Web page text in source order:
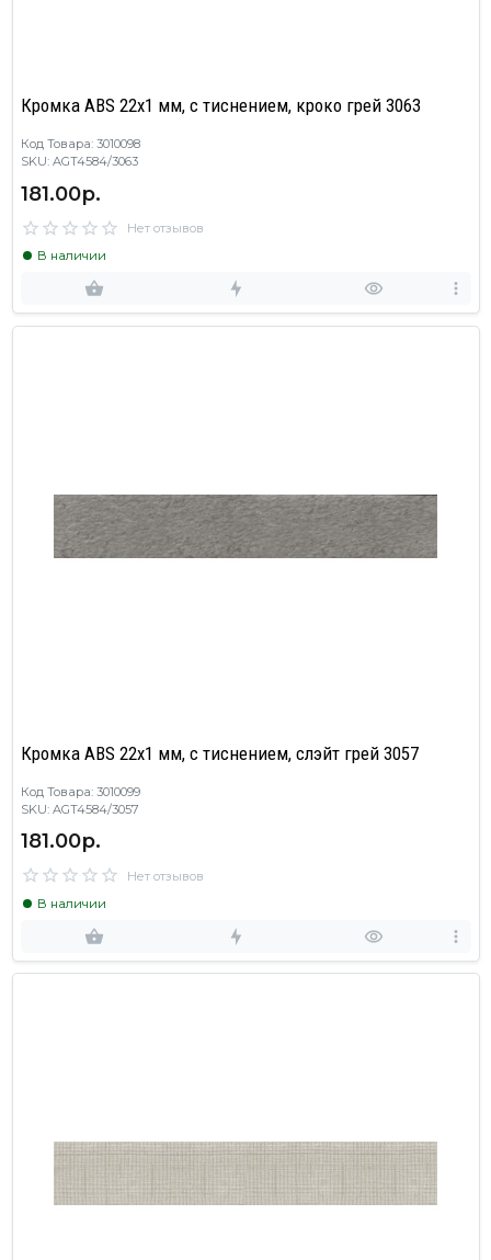
Кромка ABS 22х1 мм, с тиснением, кроко грей 3063
Код Товара: 3010098
SKU: AGT4584/3063
181.00р.
Нет отзывов
В наличии
Кромка ABS 22х1 мм, с тиснением, слэйт грей 3057
Код Товара: 3010099
SKU: AGT4584/3057
181.00р.
Нет отзывов
В наличии